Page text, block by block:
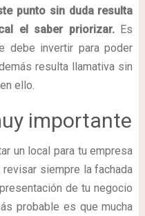
punto sin duda resulta
el saber priorizar.Es
debe invertir para poder
resulta llamativa sin
ello.
importante
un local para tu empresa
siempre la fachada
de tu negocio
probable es que mucha